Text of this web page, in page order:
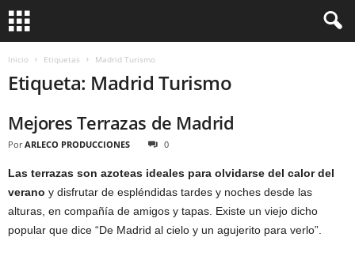
Inicio Etiquetas Madrid Turismo
Etiqueta: Madrid Turismo
Mejores Terrazas de Madrid
Por ARLECO PRODUCCIONES 0
Las terrazas son azoteas ideales para olvidarse del calor del
verano y disfrutar de espléndidas tardes y noches desde las
alturas, en compañía de amigos y tapas. Existe un viejo dicho
popular que dice “De Madrid al cielo y un agujerito para verlo”.